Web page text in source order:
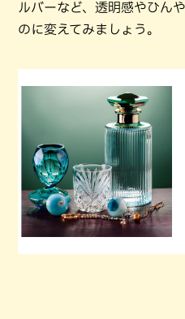
ルバーなど、透明感やひん
のに変えてみましょう。